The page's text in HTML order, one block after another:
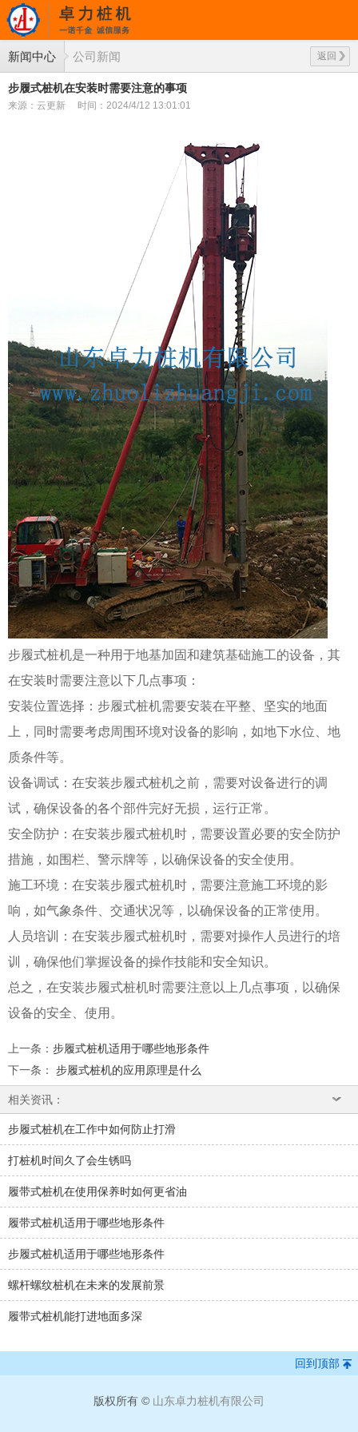
新闻中心 返回
公司新闻
步履式桩机在安装时需要注意的事项
来源：云更新 时间：2024/4/12 13:01:01
步履式桩机是一种用于地基加固和建筑基础施工的设备，其
在安装时需要注意以下几点事项：
安装位置选择：步履式桩机需要安装在平整、坚实的地面
上，同时需要考虑周围环境对设备的影响，如地下水位、地
质条件等。
设备调试：在安装步履式桩机之前，需要对设备进行的调
试，确保设备的各个部件完好无损，运行正常。
安全防护：在安装步履式桩机时，需要设置必要的安全防护
措施，如围栏、警示牌等，以确保设备的安全使用。
施工环境：在安装步履式桩机时，需要注意施工环境的影
响，如气象条件、交通状况等，以确保设备的正常使用。
人员培训：在安装步履式桩机时，需要对操作人员进行的培
训，确保他们掌握设备的操作技能和安全知识。
总之，在安装步履式桩机时需要注意以上几点事项，以确保
设备的安全、使用。
上一条 ： 步履式桩机适用于哪些地形条件
下一条 ： 步履式桩机的应用原理是什么
相关资讯：
步履式桩机在工作中如何防止打滑
打桩机时间久了会生锈吗
履带式桩机在使用保养时如何更省油
履带式桩机适用于哪些地形条件
步履式桩机适用于哪些地形条件
螺杆螺纹桩机在未来的发展前景
履带式桩机能打进地面多深
回到顶部
版权所有 © 山东卓力桩机有限公司